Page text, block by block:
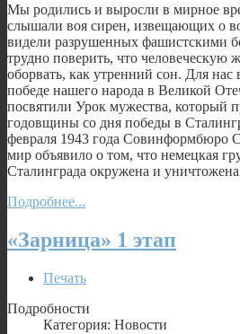
Мы родились и выросли в мирное
слышали воя сирен, извещающих о
видели разрушенных фашистскими
трудно поверить, что человеческую
оборвать, как утренний сон. Для
победе нашего народа в Великой
посвятили Урок мужества, который
годовщины со дня победы в
февраля 1943 года Совинформбюро
мир объявило о том, что немецкая
Сталинграда окружена и
Подробнее...
«Зарница» 1 этап
Печать
Подробности
Категория: Новости